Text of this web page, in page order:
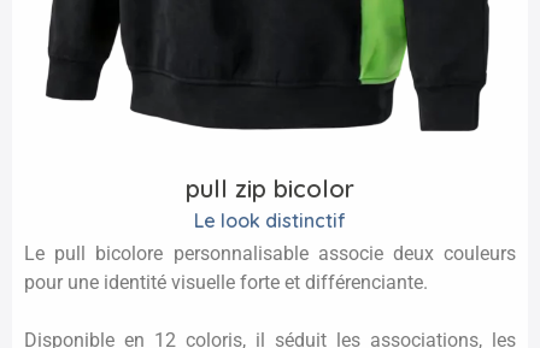
pull zip bicolor
Le look distinctif
Le pull bicolore personnalisable associe deux couleurs
pour une identité visuelle forte et différenciante.
Disponible en 12 coloris, il séduit les associations, les